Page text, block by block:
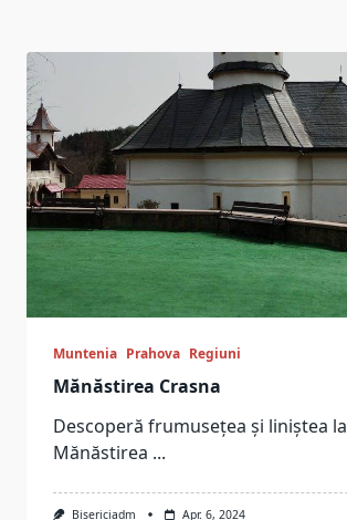
Muntenia Prahova Regiuni
Mănăstirea Crasna
Descoperă frumusețea și liniștea la
Mănăstirea ...
Bisericiadm Apr. 6, 2024